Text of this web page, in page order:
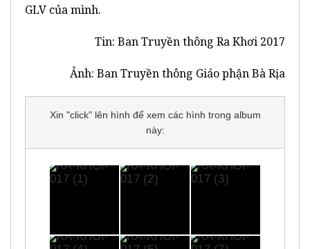
GLV của mình.
Tin: Ban Truyền thông Ra Khơi 2017
Ảnh: Ban Truyền thông Giáo phận Bà Rịa
Xin "click" lên hình để xem các hình trong album
này: